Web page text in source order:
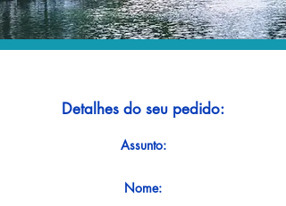
Detalhes do seu pedido:
Assunto:
Nome: